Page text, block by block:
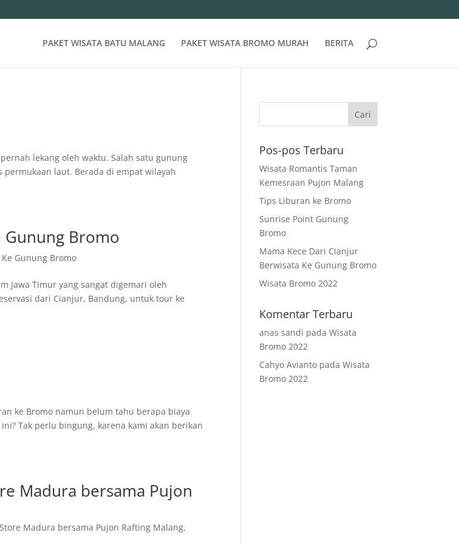
PAKET WISATA BATU MALANG PAKET WISATA BROMO MURAH BERITA
lekang oleh waktu. Salah satu gunung
laut. Berada di empat wilayah
Gunung Bromo
Gunung Bromo
Jawa Timur yang sangat digemari oleh
dari Cianjur, Bandung, untuk tour ke
ke Bromo namun belum tahu berapa biaya
Tak perlu bingung, karena kami akan berikan
Madura bersama Pujon
Madura bersama Pujon Rafting Malang,
Pos-pos Terbaru
Wisata Romantis Taman
Kemesraan Pujon Malang
Tips Liburan ke Bromo
Sunrise Point Gunung
Bromo
Mama Kece Dari Cianjur
Berwisata Ke Gunung Bromo
Wisata Bromo 2022
Komentar Terbaru
anas sandi padaWisata
Bromo 2022
Cahyo Avianto padaWisata
Bromo 2022